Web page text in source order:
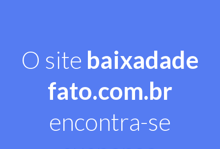
O site baixadade
fato.com.br
encontra-se